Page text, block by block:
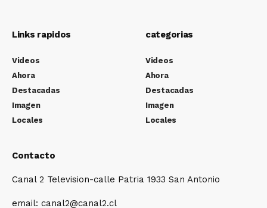
Links rapidos
Videos
Ahora
Destacadas
Imagen
Locales
categorias
Videos
Ahora
Destacadas
Imagen
Locales
Contacto
Canal 2 Television-calle Patria 1933 San Antonio
email: canal2@canal2.cl